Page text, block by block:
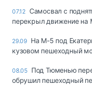
07.12 Самосвал с
перекрыл движение на
29.09 На М-5 под
кузовом пешеходный
08.05 Под Тюменью
обрушил пешеходный